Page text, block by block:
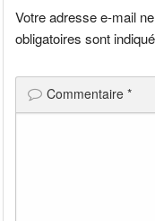
Votre adresse e-mail
obligatoires sont
Commentaire*